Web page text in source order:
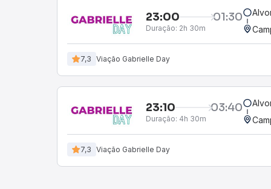
23:00 01:30
Duração: 2h 30m
7,3 Viação Gabrielle Day
23:10 03:40
Duração: 4h 30m
7,3 Viação Gabrielle Day